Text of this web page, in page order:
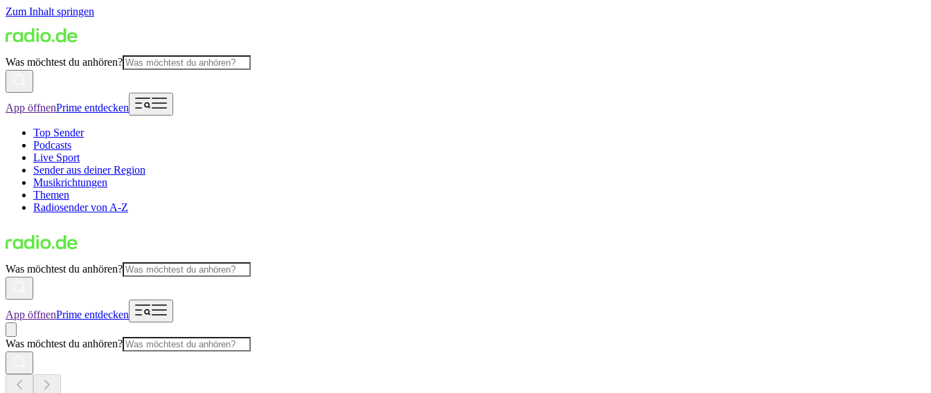
Zum Inhalt springen
Was möchtest du anhören?
App öffnenPrime entdecken
Top Sender
Podcasts
Live Sport
Sender aus deiner Region
Musikrichtungen
Themen
Radiosender von A-Z
Was möchtest du anhören?
App öffnenPrime entdecken
Was möchtest du anhören?